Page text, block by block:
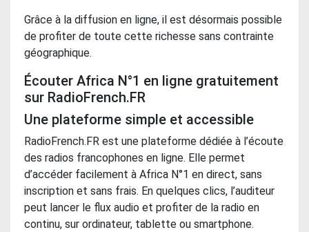
Grâce à la diffusion en ligne, il est désormais possible
de profiter de toute cette richesse sans contrainte
géographique.
Écouter Africa N°1 en ligne gratuitement
sur RadioFrench.FR
Une plateforme simple et accessible
RadioFrench.FR est une plateforme dédiée à l’écoute
des radios francophones en ligne. Elle permet
d’accéder facilement à Africa N°1 en direct, sans
inscription et sans frais. En quelques clics, l’auditeur
peut lancer le flux audio et profiter de la radio en
continu, sur ordinateur, tablette ou smartphone.